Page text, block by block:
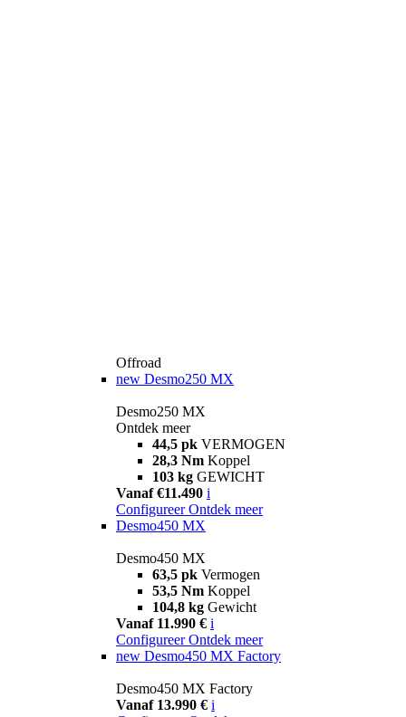
Offroad
new Desmo250 MX
Desmo250 MX
Ontdek meer
44,5 pk VERMOGEN
28,3 Nm Koppel
103 kg GEWICHT
Vanaf €11.490 i
Configureer Ontdek meer
Desmo450 MX
Desmo450 MX
63,5 pk Vermogen
53,5 Nm Koppel
104,8 kg Gewicht
Vanaf 11.990 € i
Configureer Ontdek meer
new Desmo450 MX Factory
Desmo450 MX Factory
Vanaf 13.990 € i